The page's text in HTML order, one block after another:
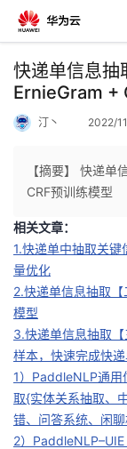
返
回
人
主
页
我
的
开
发
者
快递单信息抽
ErnieGram +
汀丶 2022/
【摘要】 快递单
CRF预训练模型
相关文章：
1.快递单中抽取关
量优化
2.快递单信息抽取
模型
3.快递单信息抽取
样本，快速完成快
1）PaddleNLP通用
取{实体关系抽取、
错、问答系统、闲
2）